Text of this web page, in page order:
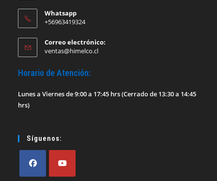
Whatsapp
+56963419324
Correo electrónico:
ventas@himelco.clSe
Horario de Atención:
Lunes a Viernes de 9:00 a 17:45 hrs (Cerrado de 13:30 a 14:45
hrs)
Síguenos: